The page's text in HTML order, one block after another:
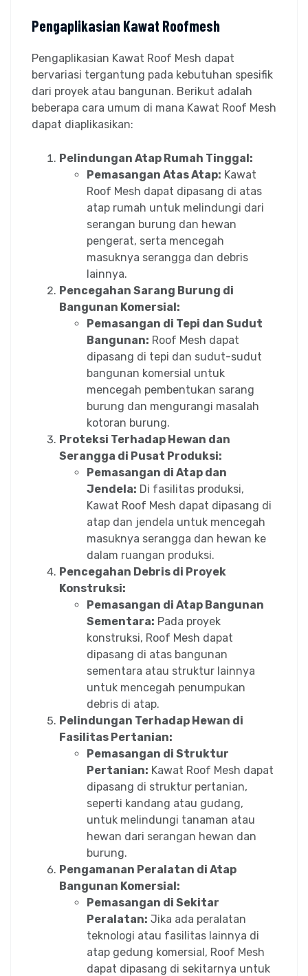
Pengaplikasian Kawat Roofmesh
Pengaplikasian Kawat Roof Mesh dapat
bervariasi tergantung pada kebutuhan spesifik
dari proyek atau bangunan. Berikut adalah
beberapa cara umum di mana Kawat Roof Mesh
dapat diaplikasikan:
Pelindungan Atap Rumah Tinggal:
Pemasangan Atas Atap: Kawat
Roof Mesh dapat dipasang di atas
atap rumah untuk melindungi dari
serangan burung dan hewan
pengerat, serta mencegah
masuknya serangga dan debris
lainnya.
Pencegahan Sarang Burung di
Bangunan Komersial:
Pemasangan di Tepi dan Sudut
Bangunan: Roof Mesh dapat
dipasang di tepi dan sudut-sudut
bangunan komersial untuk
mencegah pembentukan sarang
burung dan mengurangi masalah
kotoran burung.
Proteksi Terhadap Hewan dan
Serangga di Pusat Produksi:
Pemasangan di Atap dan
Jendela: Di fasilitas produksi,
Kawat Roof Mesh dapat dipasang di
atap dan jendela untuk mencegah
masuknya serangga dan hewan ke
dalam ruangan produksi.
Pencegahan Debris di Proyek
Konstruksi:
Pemasangan di Atap Bangunan
Sementara: Pada proyek
konstruksi, Roof Mesh dapat
dipasang di atas bangunan
sementara atau struktur lainnya
untuk mencegah penumpukan
debris di atap.
Pelindungan Terhadap Hewan di
Fasilitas Pertanian:
Pemasangan di Struktur
Pertanian: Kawat Roof Mesh dapat
dipasang di struktur pertanian,
seperti kandang atau gudang,
untuk melindungi tanaman atau
hewan dari serangan hewan dan
burung.
Pengamanan Peralatan di Atap
Bangunan Komersial:
Pemasangan di Sekitar
Peralatan: Jika ada peralatan
teknologi atau fasilitas lainnya di
atap gedung komersial, Roof Mesh
dapat dipasang di sekitarnya untuk